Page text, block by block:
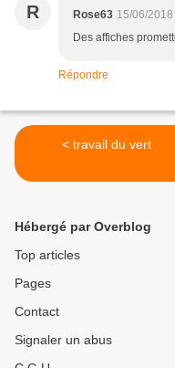
R Rose63 15/06/
Des affiches
Répondre
< travail du vert
Hébergé par Overblog
Top articles
Pages
Contact
Signaler un abus